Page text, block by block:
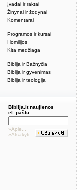
Įvadai ir raktai
Žinynai ir žodynai
Komentarai
Programos ir kursai
Homilijos
Kita medžiaga
Biblija ir Bažnyčia
Biblija ir gyvenimas
Biblija ir teologija
Biblija.lt naujienos
el. paštu:
»Apie...
»Atsakyti